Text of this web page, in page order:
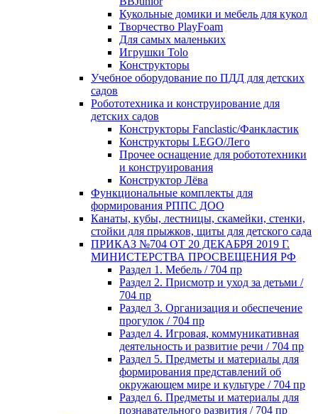
Кукольные домики и мебель для кукол
Творчество PlayFoam
Для самых маленьких
Игрушки Tolo
Конструкторы
Учебное оборудование по ПДД для детских
садов
Робототехника и конструирование для
детских садов
Конструкторы Fanclastic/Фанкластик
Конструкторы LEGO/Лего
Прочее оснащение для робототехники
и конструирования
Конструктор Лёва
Функциональные комплекты для
формирования РППС ДОО
Канаты, кубы, лестницы, скамейки, стенки,
стойки для прыжков, щиты для детского сада
ПРИКАЗ №704 ОТ 20 ДЕКАБРЯ 2019 Г.
МИНИСТЕРСТВА ПРОСВЕЩЕНИЯ РФ
Раздел 1. Мебель / 704 пр
Раздел 2. Присмотр и уход за детьми /
704 пр
Раздел 3. Организация и обеспечение
прогулок / 704 пр
Раздел 4. Игровая, коммуникативная
деятельность и развитие речи / 704 пр
Раздел 5. Предметы и материалы для
формирования представлений об
окружающем мире и культуре / 704 пр
Раздел 6. Предметы и материалы для
познавательного развития / 704 пр